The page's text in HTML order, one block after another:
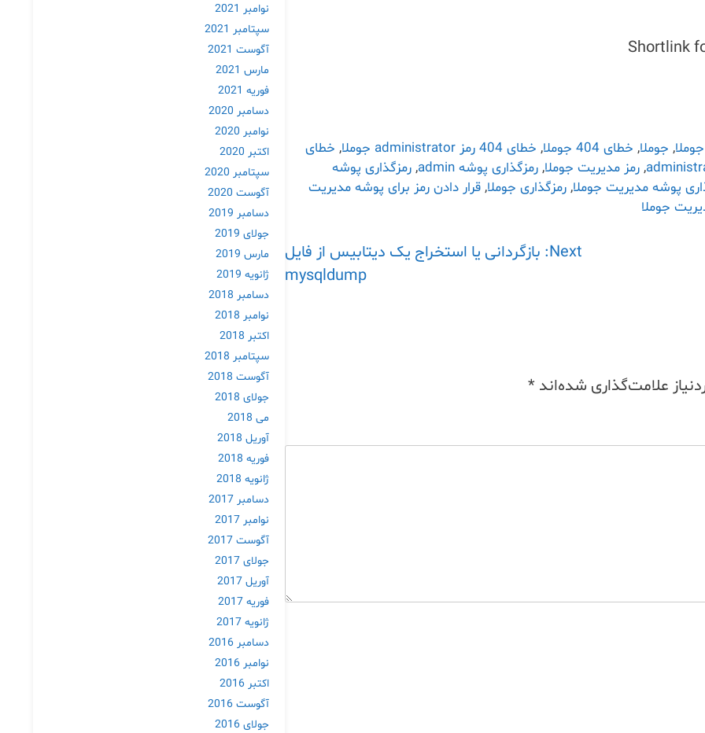
Shortlink
, جوملا, خطای 404 جوملا , خطای 404 رمز administrator جوملا , خطای
, رمز مدیریت جوملا, رمزگذاری پوشه admin , رمزگذاری پوشه
پوشه مدیریت جوملا, رمزگذاری جوملا, قرار دادن رمز برای پوشه مدیریت
جوملا
Next: بازگردانی یا استخراج یک دیتابیس از فایل
mysqldump
علامت‌گذاری شده‌اند *
نوامبر 2021
سپتامبر 2021
آگوست 2021
مارس 2021
فوریه 2021
دسامبر 2020
نوامبر 2020
اکتبر 2020
سپتامبر 2020
آگوست 2020
دسامبر 2019
جولای 2019
مارس 2019
ژانویه 2019
دسامبر 2018
نوامبر 2018
اکتبر 2018
سپتامبر 2018
آگوست 2018
جولای 2018
می 2018
آوریل 2018
فوریه 2018
ژانویه 2018
دسامبر 2017
نوامبر 2017
آگوست 2017
جولای 2017
آوریل 2017
فوریه 2017
ژانویه 2017
دسامبر 2016
نوامبر 2016
اکتبر 2016
آگوست 2016
جولای 2016